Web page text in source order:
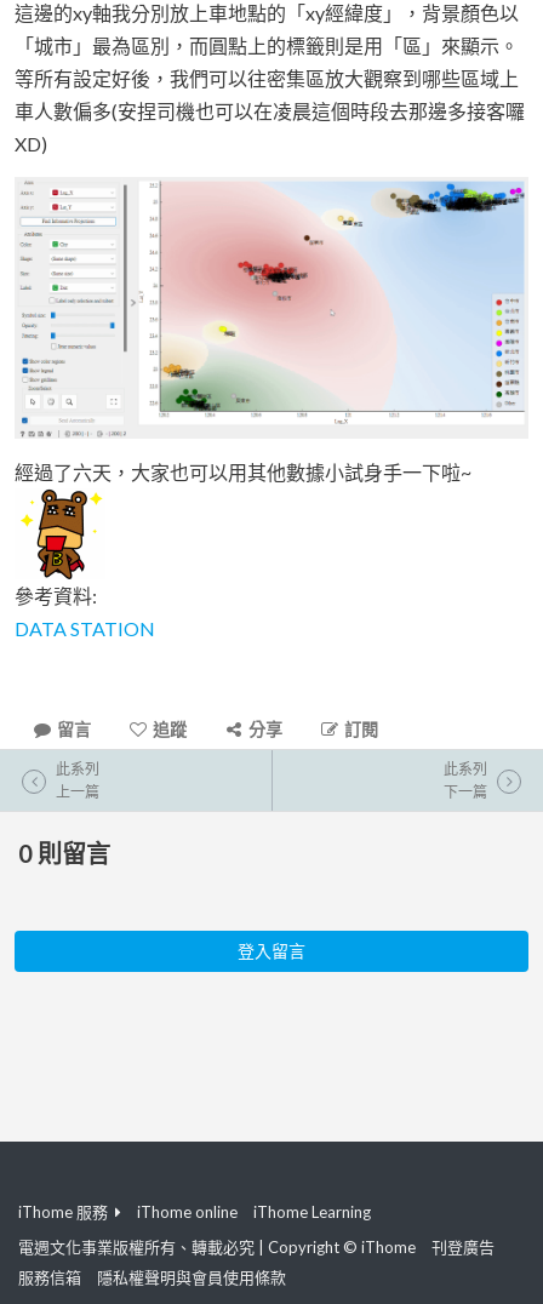
這邊的xy軸我分別放上車地點的「xy經緯度」，背景顏色以
「城市」最為區別，而圓點上的標籤則是用「區」來顯示。
等所有設定好後，我們可以往密集區放大觀察到哪些區域上
車人數偏多(安捏司機也可以在凌晨這個時段去那邊多接客囉
XD)
經過了六天，大家也可以用其他數據小試身手一下啦~
參考資料:
DATA STATION
留言 追蹤 分享 訂閱
此系列
上一篇
此系列
下一篇
0 則留言
登入留言
iThome 服務 iThome online
iThome Learning
電週文化事業版權所有、轉載必究 | Copyright © iThome
刊登廣告
服務信箱
隱私權聲明與會員使用條款